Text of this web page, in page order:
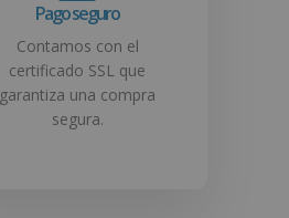
Pago seguro
Contamos con el
certificado SSL que
garantiza una compra
segura.